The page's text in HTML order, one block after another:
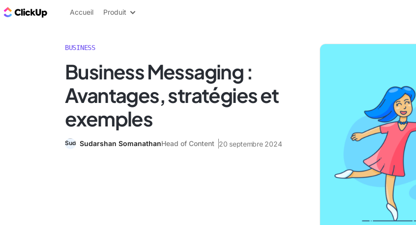
ClickUp Blog
Accueil Produit
BUSINESS
Business Messaging :
Avantages, stratégies et
exemples
Sudarshan SomanathanHead of Content 20 septembre 2024